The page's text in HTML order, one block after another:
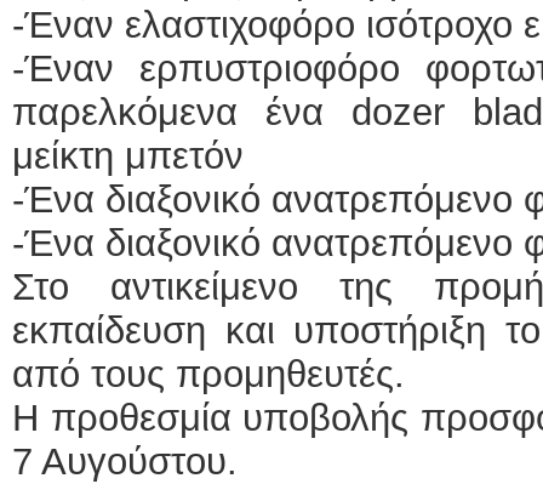
-Έναν ελαστιχοφόρο
-Έναν ερπυστριοφόρο
παρελκόμενα ένα dozer
μείκτη μπετόν
-Ένα διαξονικό ανατρεπόμενο
-Ένα διαξονικό
Στο αντικείμενο της
εκπαίδευση και υποστήριξη
από τους προμηθευτές.
Η προθεσμία υποβολής
7 Αυγούστου.